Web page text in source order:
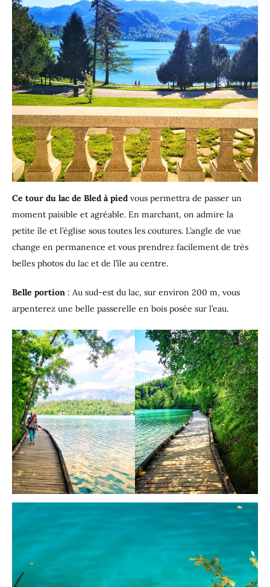
Ce tour du lac de Bled à pied vous permettra de passer un
moment paisible et agréable. En marchant, on admire la
petite île et l’église sous toutes les coutures. L’angle de vue
change en permanence et vous prendrez facilement de très
belles photos du lac et de l’île au centre.
Belle portion : Au sud-est du lac, sur environ 200 m, vous
arpenterez une belle passerelle en bois posée sur l’eau.